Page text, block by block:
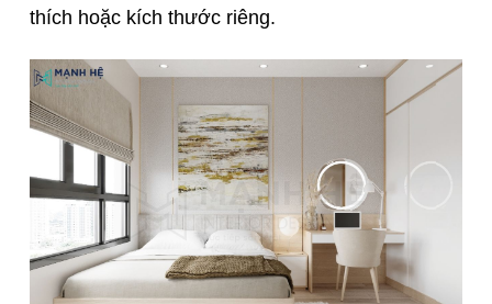
thích hoặc kích thước riêng.